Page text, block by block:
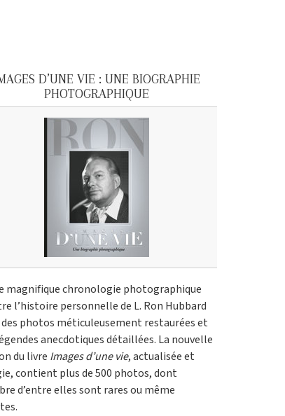
D’UNE VIE : UNE BIOGRAPHIE
PHOTOGRAPHIQUE
magnifique chronologie photographique
l’histoire personnelle de L. Ron Hubbard
des photos méticuleusement restaurées et
anecdotiques détaillées. La nouvelle
du livre Images d’une vie, actualisée et
contient plus de 500 photos, dont
d’entre elles sont rares ou même